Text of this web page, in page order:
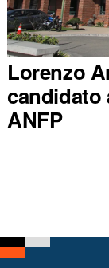
Lorenzo
candidato
ANFP